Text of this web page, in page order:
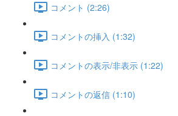
コメント (2:26)
コメントの挿入 (1:32)
コメントの表示/非表示 (1:22)
コメントの返信 (1:10)